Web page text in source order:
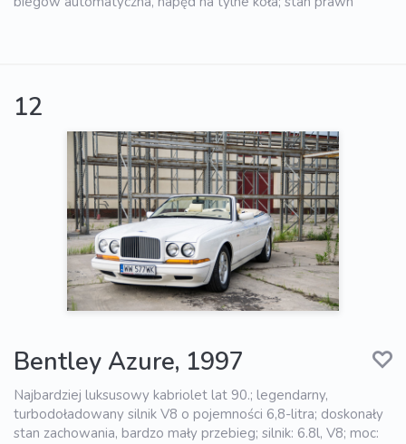
12
Bentley Azure, 1997
Najbardziej luksusowy kabriolet lat 90.; legendarny,
turbodoładowany silnik V8 o pojemności 6,8-litra; doskonały
stan zachowania, bardzo mały przebieg; silnik: 6.8l, V8; moc: